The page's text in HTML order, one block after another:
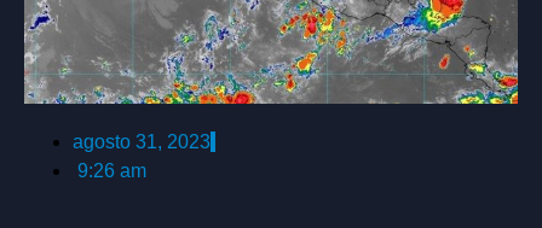
agosto 31, 2023
9:26 am